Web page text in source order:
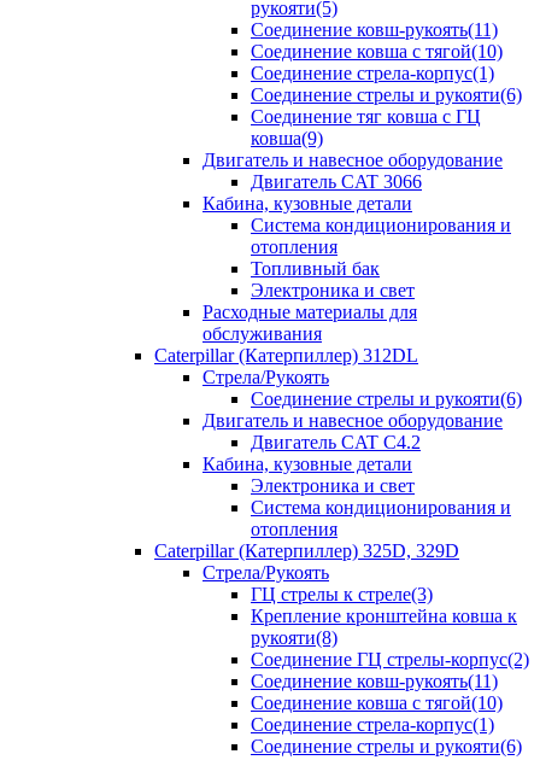
рукояти(5)
Соединение ковш-рукоять(11)
Соединение ковша с тягой(10)
Соединение стрела-корпус(1)
Соединение стрелы и рукояти(6)
Соединение тяг ковша с ГЦ
ковша(9)
Двигатель и навесное оборудование
Двигатель CAT 3066
Кабина, кузовные детали
Система кондиционирования и
отопления
Топливный бак
Электроника и свет
Расходные материалы для
обслуживания
Caterpillar (Катерпиллер) 312DL
Стрела/Рукоять
Соединение стрелы и рукояти(6)
Двигатель и навесное оборудование
Двигатель CAT С4.2
Кабина, кузовные детали
Электроника и свет
Система кондиционирования и
отопления
Caterpillar (Катерпиллер) 325D, 329D
Стрела/Рукоять
ГЦ стрелы к стреле(3)
Крепление кронштейна ковша к
рукояти(8)
Соединение ГЦ стрелы-корпус(2)
Соединение ковш-рукоять(11)
Соединение ковша с тягой(10)
Соединение стрела-корпус(1)
Соединение стрелы и рукояти(6)